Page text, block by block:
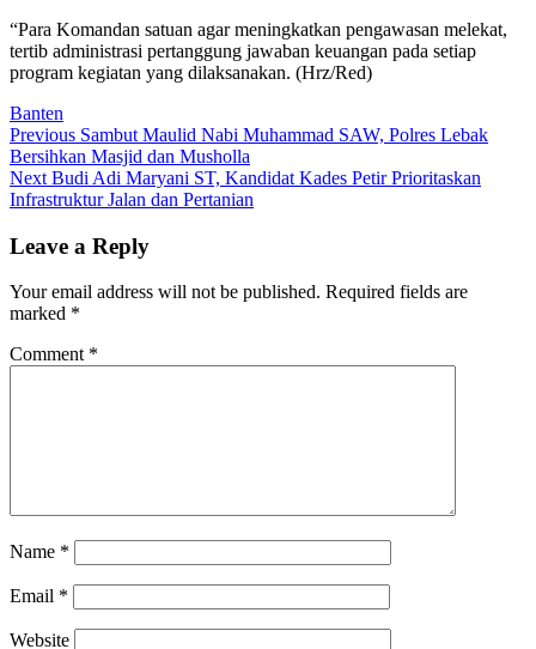
“Para Komandan satuan agar meningkatkan pengawasan melekat,
tertib administrasi pertanggung jawaban keuangan pada setiap
program kegiatan yang dilaksanakan. (Hrz/Red)
Banten
Post
navigation
Previous Previous
post:
Sambut Maulid Nabi Muhammad SAW, Polres Lebak
Bersihkan Masjid dan Musholla
Next Next
post:
Budi Adi Maryani ST, Kandidat Kades Petir Prioritaskan
Infrastruktur Jalan dan Pertanian
Leave a Reply
Your email address will not be published. Required fields are
marked *
Comment *
Name *
Email *
Website